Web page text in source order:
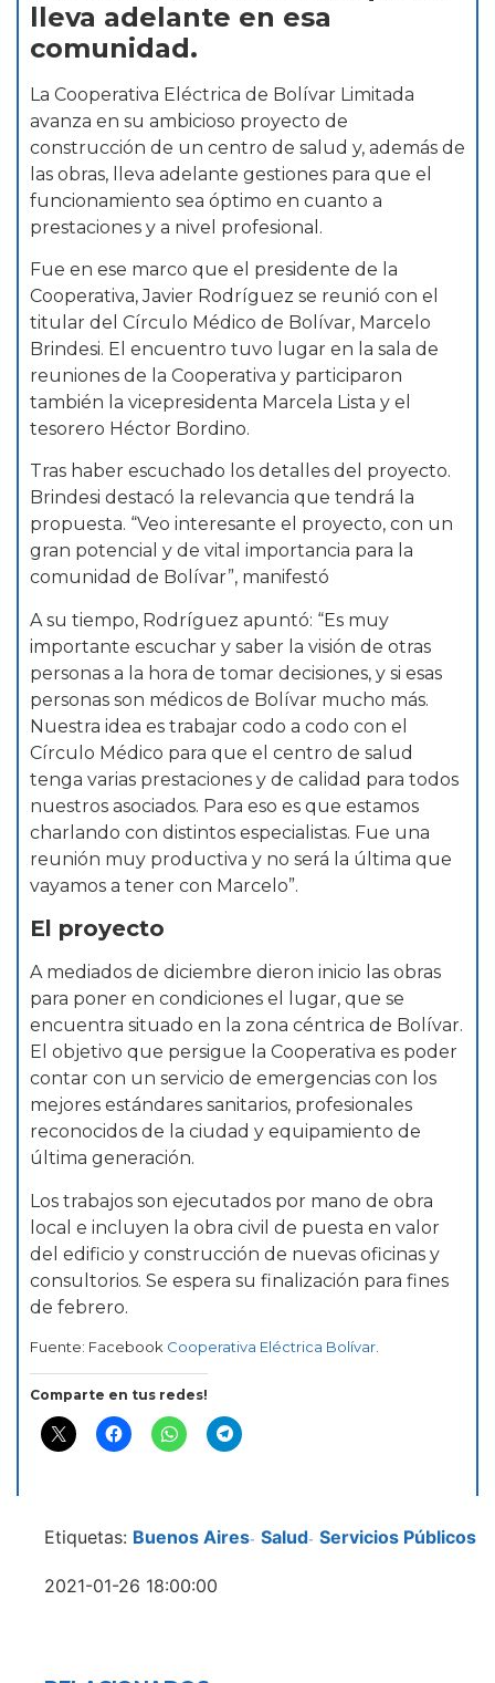
lleva adelante en esa
comunidad.
La Cooperativa Eléctrica de Bolívar Limitada
avanza en su ambicioso proyecto de
construcción de un centro de salud y, además de
las obras, lleva adelante gestiones para que el
funcionamiento sea óptimo en cuanto a
prestaciones y a nivel profesional.
Fue en ese marco que el presidente de la
Cooperativa, Javier Rodríguez se reunió con el
titular del Círculo Médico de Bolívar, Marcelo
Brindesi. El encuentro tuvo lugar en la sala de
reuniones de la Cooperativa y participaron
también la vicepresidenta Marcela Lista y el
tesorero Héctor Bordino.
Tras haber escuchado los detalles del proyecto.
Brindesi destacó la relevancia que tendrá la
propuesta. “Veo interesante el proyecto, con un
gran potencial y de vital importancia para la
comunidad de Bolívar”, manifestó
A su tiempo, Rodríguez apuntó: “Es muy
importante escuchar y saber la visión de otras
personas a la hora de tomar decisiones, y si esas
personas son médicos de Bolívar mucho más.
Nuestra idea es trabajar codo a codo con el
Círculo Médico para que el centro de salud
tenga varias prestaciones y de calidad para todos
nuestros asociados. Para eso es que estamos
charlando con distintos especialistas. Fue una
reunión muy productiva y no será la última que
vayamos a tener con Marcelo”.
El proyecto
A mediados de diciembre dieron inicio las obras
para poner en condiciones el lugar, que se
encuentra situado en la zona céntrica de Bolívar.
El objetivo que persigue la Cooperativa es poder
contar con un servicio de emergencias con los
mejores estándares sanitarios, profesionales
reconocidos de la ciudad y equipamiento de
última generación.
Los trabajos son ejecutados por mano de obra
local e incluyen la obra civil de puesta en valor
del edificio y construcción de nuevas oficinas y
consultorios. Se espera su finalización para fines
de febrero.
Fuente: Facebook Cooperativa Eléctrica Bolívar
Comparte en tus redes!
Etiquetas: Buenos Aires- Salud- Servicios Públicos
2021-01-26 18:00:00